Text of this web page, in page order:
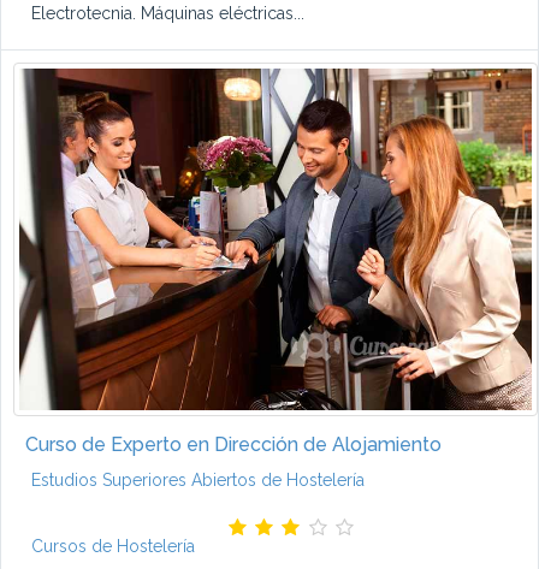
Electrotecnia. Máquinas eléctricas...
Curso de Experto en Dirección de Alojamiento
Estudios Superiores Abiertos de Hostelería
Cursos de Hostelería